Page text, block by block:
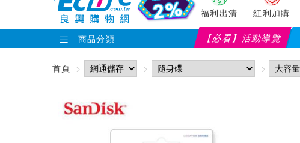
福利出清 紅利加購
商品分類 【必看】活動導覽
首頁